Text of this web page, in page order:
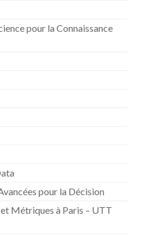
pour la Connaissance
pour la Décision
Métriques à Paris – UTT